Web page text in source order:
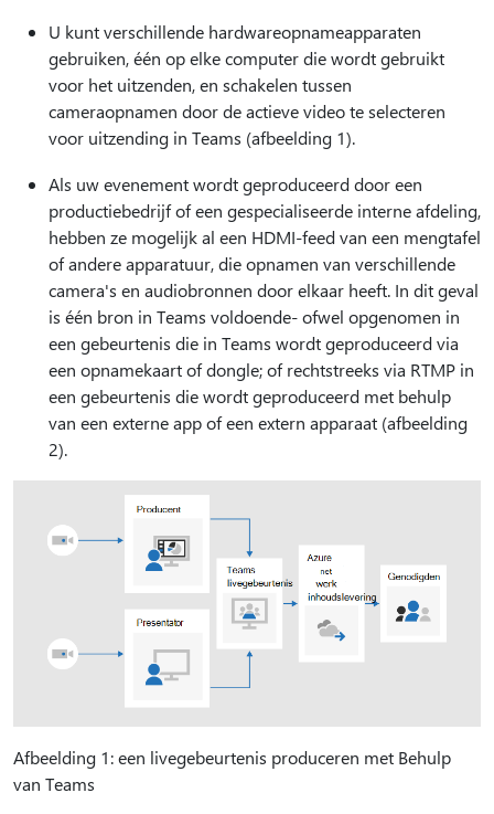
U kunt verschillende hardwareopnameapparaten
gebruiken, één op elke computer die wordt gebruikt
voor het uitzenden, en schakelen tussen
cameraopnamen door de actieve video te selecteren
voor uitzending in Teams (afbeelding 1).
Als uw evenement wordt geproduceerd door een
productiebedrijf of een gespecialiseerde interne afdeling,
hebben ze mogelijk al een HDMI-feed van een mengtafel
of andere apparatuur, die opnamen van verschillende
camera's en audiobronnen door elkaar heeft. In dit geval
is één bron in Teams voldoende- ofwel opgenomen in
een gebeurtenis die in Teams wordt geproduceerd via
een opnamekaart of dongle; of rechtstreeks via RTMP in
een gebeurtenis die wordt geproduceerd met behulp
van een externe app of een extern apparaat (afbeelding
2).
Afbeelding 1: een livegebeurtenis produceren met Behulp
van Teams